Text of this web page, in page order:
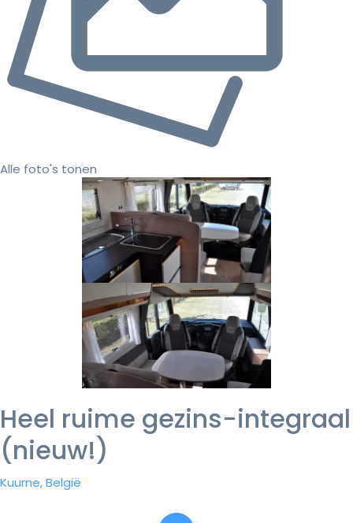
Alle foto's tonen
Heel ruime gezins-integraal
(nieuw!)
Kuurne, België